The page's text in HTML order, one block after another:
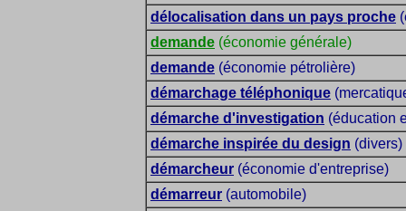
délocalisation dans un pays proche
demande (économie générale)
demande (économie pétrolière)
démarchage téléphonique
démarche d'investigation (éducation
démarche inspirée du design (divers)
démarcheur (économie d'entreprise)
démarreur (automobile)